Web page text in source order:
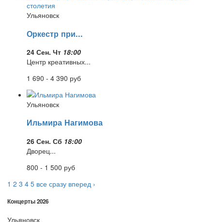
Ульяновск
Оркестр при...
24 Сен. Чт 18:00
Центр креативных...
1 690 - 4 390 руб
Ульяновск
Ильмира Нагимова
26 Сен. Сб 18:00
Дворец...
800 - 1 500 руб
1 2 3 4 5 все сразу вперед ›
Концерты 2026
Ульяновск